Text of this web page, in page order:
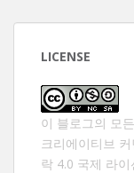
LICENSE
이 블로그의 모
크리에이티브
락 4.0 국제 라이